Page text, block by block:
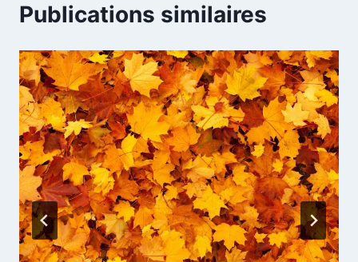
Publications similaires